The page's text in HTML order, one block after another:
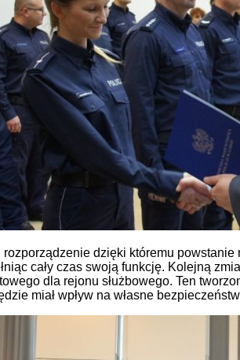
dzięki któremu
cały czas swoją funkcję. Kolejną
dla rejonu służbowego. Ten
miał wpływ na własne